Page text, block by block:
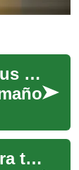
Espacio adaptable para tus necesidades de transporte
Ofertas de SUV: Encuentra tu vehículo ideal